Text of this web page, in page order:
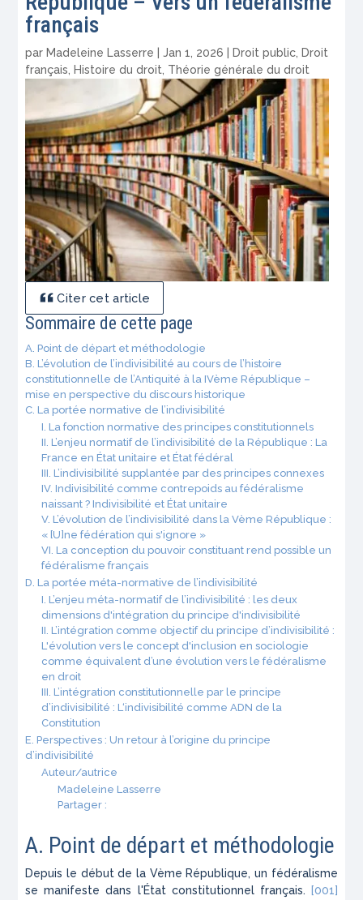
français
parMadeleine Lasserre |Jan 1, 2026 |Droit public ,Droit
français ,Histoire du droit Théorie générale du droit
Citer cet article
Sommaire de cette page
A. Point de départ et méthodologie
B. L’évolution de l’indivisibilité au cours de l’histoire
constitutionnelle de l’Antiquité à la IVème République –
mise en perspective du discours historique
C. La portée normative de l’indivisibilité
I. La fonction normative des principes constitutionnels
II. L’enjeu normatif de l’indivisibilité de la République : La
France en État unitaire et État fédéral
III. L’indivisibilité supplantée par des principes connexes
IV. Indivisibilité comme contrepoids au fédéralisme
naissant ? Indivisibilité et État unitaire
V. L’évolution de l’indivisibilité dans la Vème République :
« [U]ne fédération qui s'ignore »
VI. La conception du pouvoir constituant rend possible un
fédéralisme français
D. La portée méta-normative de l’indivisibilité
I. L’enjeu méta-normatif de l’indivisibilité : les deux
dimensions d'intégration du principe d'indivisibilité
II. L’intégration comme objectif du principe d’indivisibilité :
L'évolution vers le concept d'inclusion en sociologie
comme équivalent d’une évolution vers le fédéralisme
en droit
III. L’intégration constitutionnelle par le principe
d’indivisibilité : L‘indivisibilité comme ADN de la
Constitution
E. Perspectives : Un retour à l’origine du principe
d’indivisibilité
Auteur/autrice
Madeleine Lasserre
Partager :
A. Point de départ et méthodologie
Depuis le début de la Vème République, un fédéralisme
se manifeste dans l'État constitutionnel français.
[001]